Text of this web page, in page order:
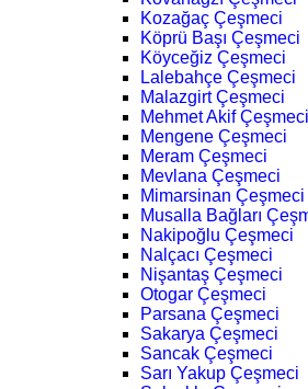
Kozağaç Çeşmeci
Köprü Başı Çeşmeci
Köyceğiz Çeşmeci
Lalebahçe Çeşmeci
Malazgirt Çeşmeci
Mehmet Akif Çeşmeci
Mengene Çeşmeci
Meram Çeşmeci
Mevlana Çeşmeci
Mimarsinan Çeşmeci
Musalla Bağları
Nakipoğlu Çeşmeci
Nalçacı Çeşmeci
Nişantaş Çeşmeci
Otogar Çeşmeci
Parsana Çeşmeci
Sakarya Çeşmeci
Sancak Çeşmeci
Sarı Yakup Çeşmeci